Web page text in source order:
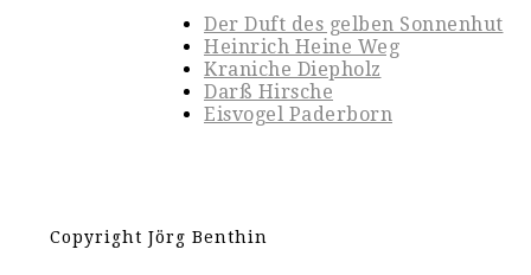
Der Duft des gelben Sonnenhut
Heinrich Heine Weg
Kraniche Diepholz
Darß Hirsche
Eisvogel Paderborn
Copyright Jörg Benthin